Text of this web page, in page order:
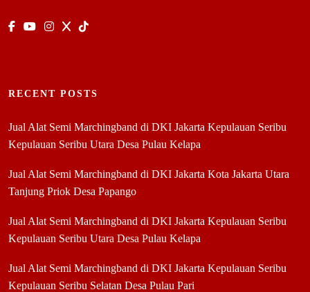
RECENT POSTS
Jual Alat Semi Marchingband di DKI Jakarta Kepulauan Seribu
Kepulauan Seribu Utara Desa Pulau Kelapa
Jual Alat Semi Marchingband di DKI Jakarta Kota Jakarta Utara
Tanjung Priok Desa Papango
Jual Alat Semi Marchingband di DKI Jakarta Kepulauan Seribu
Kepulauan Seribu Utara Desa Pulau Kelapa
Jual Alat Semi Marchingband di DKI Jakarta Kepulauan Seribu
Kepulauan Seribu Selatan Desa Pulau Pari